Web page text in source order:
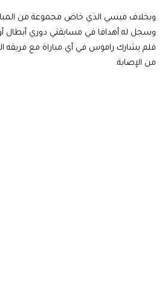
وبخلاف ميسي الذي خاض مجموعة من
وسجل له أهدافا في مسابقتي دوري أبطال
فلم يشارك راموس في أي مباراة مع فريقه
من الإصابة.